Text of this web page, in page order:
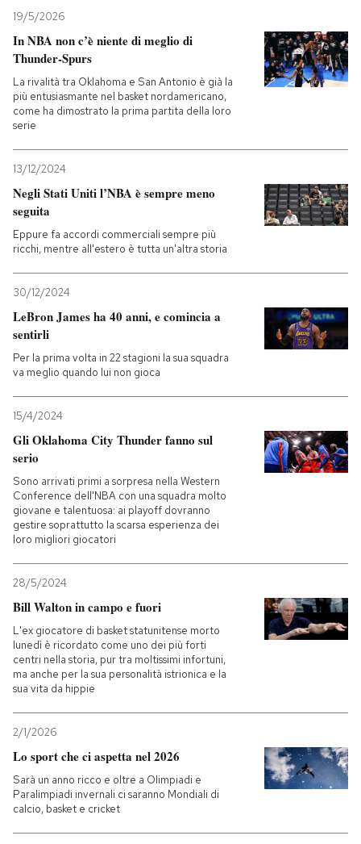
19/5/2026
In NBA non c’è niente di meglio di
Thunder-Spurs
La rivalità tra Oklahoma e San Antonio è già la
più entusiasmante nel basket nordamericano,
come ha dimostrato la prima partita della loro
serie
13/12/2024
Negli Stati Uniti l’NBA è sempre meno
seguita
Eppure fa accordi commerciali sempre più
ricchi, mentre all'estero è tutta un'altra storia
30/12/2024
LeBron James ha 40 anni, e comincia a
sentirli
Per la prima volta in 22 stagioni la sua squadra
va meglio quando lui non gioca
15/4/2024
Gli Oklahoma City Thunder fanno sul
serio
Sono arrivati primi a sorpresa nella Western
Conference dell'NBA con una squadra molto
giovane e talentuosa: ai playoff dovranno
gestire soprattutto la scarsa esperienza dei
loro migliori giocatori
28/5/2024
Bill Walton in campo e fuori
L'ex giocatore di basket statunitense morto
lunedì è ricordato come uno dei più forti
centri nella storia, pur tra moltissimi infortuni,
ma anche per la sua personalità istrionica e la
sua vita da hippie
2/1/2026
Lo sport che ci aspetta nel 2026
Sarà un anno ricco e oltre a Olimpiadi e
Paralimpiadi invernali ci saranno Mondiali di
calcio, basket e cricket